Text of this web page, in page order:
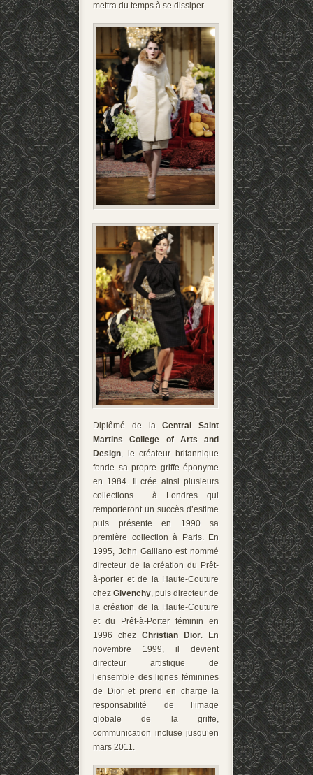
mettra du temps à se dissiper.
Diplômé de laCentral Saint
Martins College of Arts and
Design, le créateur britannique
fonde sa propre griffe éponyme
en 1984. Il crée ainsi plusieurs
collections à Londres qui
remporteront un succès d’estime
puis présente en 1990 sa
première collection à Paris. En
1995, John Galliano est nommé
directeur de la création du Prêt-
à-porter et de la Haute-Couture
chez Givenchy, puis directeur de
la création de la Haute-Couture
et du Prêt-à-Porter féminin en
1996 chez Christian Dior. En
novembre 1999, il devient
directeur artistique de
l’ensemble des lignes féminines
de Dior et prend en charge la
responsabilité de l’image
globale de la griffe,
communication incluse jusqu’en
mars 2011.